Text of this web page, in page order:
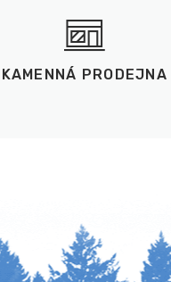
KAMENNÁ PRODEJNA